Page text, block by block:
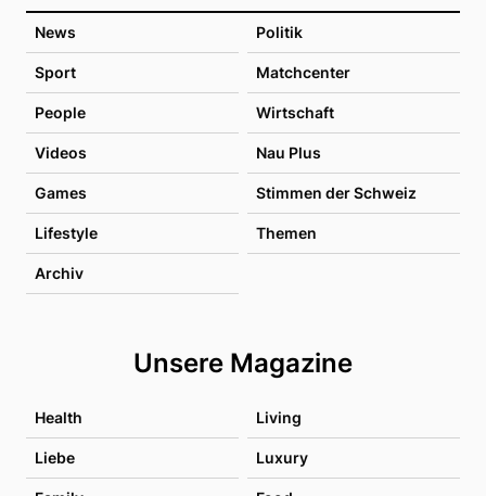
News Politik
Sport Matchcenter
People Wirtschaft
Videos Nau Plus
Games Stimmen der Schweiz
Lifestyle Themen
Archiv
Unsere Magazine
Health Living
Liebe Luxury